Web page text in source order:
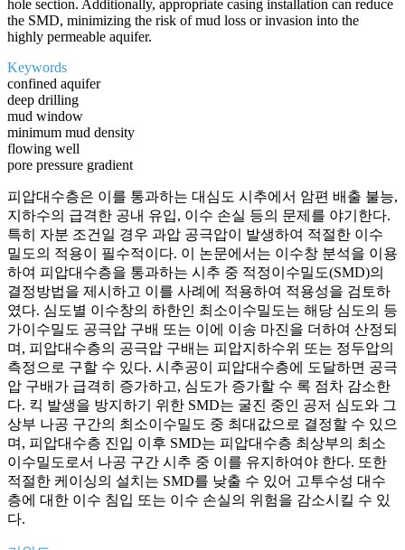
hole section. Additionally, appropriate casing installation can reduce
the SMD, minimizing the risk of mud loss or invasion into the
highly permeable aquifer.
Keywords
confined aquifer
deep drilling
mud window
minimum mud density
flowing well
pore pressure gradient
피압대수층은 이를 통과하는 대심도 시추에서 암편 배출 불능,
지하수의 급격한 공내 유입, 이수 손실 등의 문제를 야기한다.
특히 자분 조건일 경우 과압 공극압이 발생하여 적절한 이수
밀도의 적용이 필수적이다. 이 논문에서는 이수창 분석을 이용
하여 피압대수층을 통과하는 시추 중 적정이수밀도(SMD)의
결정방법을 제시하고 이를 사례에 적용하여 적용성을 검토하
였다. 심도별 이수창의 하한인 최소이수밀도는 해당 심도의 등
가이수밀도 공극압 구배 또는 이에 이송 마진을 더하여 산정되
며, 피압대수층의 공극압 구배는 피압지하수위 또는 정두압의
측정으로 구할 수 있다. 시추공이 피압대수층에 도달하면 공극
압 구배가 급격히 증가하고, 심도가 증가할 수 록 점차 감소한
다. 킥 발생을 방지하기 위한 SMD는 굴진 중인 공저 심도와 그
상부 나공 구간의 최소이수밀도 중 최대값으로 결정할 수 있으
며, 피압대수층 진입 이후 SMD는 피압대수층 최상부의 최소
이수밀도로서 나공 구간 시추 중 이를 유지하여야 한다. 또한
적절한 케이싱의 설치는 SMD를 낮출 수 있어 고투수성 대수
층에 대한 이수 침입 또는 이수 손실의 위험을 감소시킬 수 있
다.